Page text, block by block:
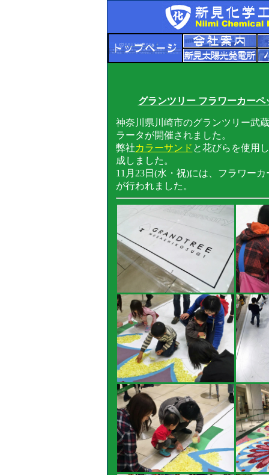
グランツリー フラワーカーペ
神奈川県川崎市のグランツリー武
ラータが開催されました。
弊社カラーサンド と花びらを使用
成しました。
11月23日(水・祝)には、フラワー
が行われました。